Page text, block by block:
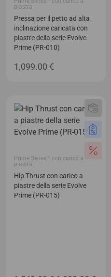
piastra
Pressa per il petto ad alta
inclinazione caricata con
piastre della serie Evolve
Prime (PR-010)
1,099.00 €
Prime Series™ con carico a
piastra
Hip Thrust con carico a
piastre della serie Evolve
Prime (PR-015)